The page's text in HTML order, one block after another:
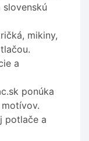
mikiny,
a
ponúka
potlače a